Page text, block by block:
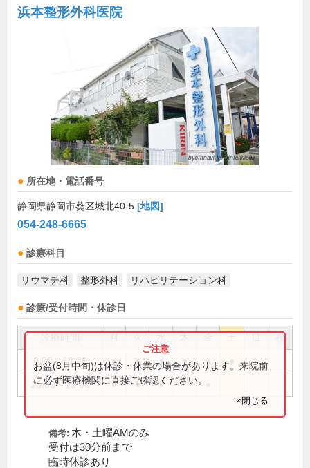
浜本整形外科医院
所在地・電話番号
静岡県静岡市葵区城北40-5 [地図]
054-248-6665
診療科目
リウマチ科 整形外科 リハビリテーション科
診療/受付時間・休診日
祝
9:00～12:30 ● ● ● ● ●
15:00～18:00 ● ● ●
お盆(8月中旬)は休診・休業の場合があります。来院前
に必ず医療機関に直接ご確認ください。
×閉じる
備考: 木・土曜AMのみ
受付は30分前まで
臨時休診あり